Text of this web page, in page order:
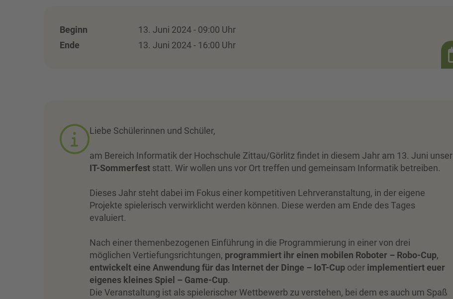
Beginn
13. Juni 2024 - 09:00 Uhr
Ende
13. Juni 2024 - 16:00 Uhr
Liebe Schülerinnen und Schüler,
am Bereich Informatik der Hochschule Zittau/Görlitz findet in diesem Jahr am 13. Juni unser
IT-Sommerfest statt. Wir wollen uns vor Ort treffen und gemeinsam Informatik betreiben.
Dieses Jahr steht dabei im Fokus einer kompetitiven Lehrveranstaltung, in der eigene
Projekte spielerisch verwirklicht werden können. Diese werden am Ende des Tages
evaluiert.
Nach einer themenbezogenen Einführung in die Programmierung in einer von drei
möglichen Vertiefungsrichtungen, programmiert ihr einen mobilen Roboter – Robo-Cup,
entwickelt eine Anwendung für das Internet der Dinge – IoT-Cup oder implementiert euer
eigenes kleines Spiel – Game-Cup.
Die Veranstaltung ist als spielerischer Wettbewerb zu verstehen, bei dem es auch um Spaß